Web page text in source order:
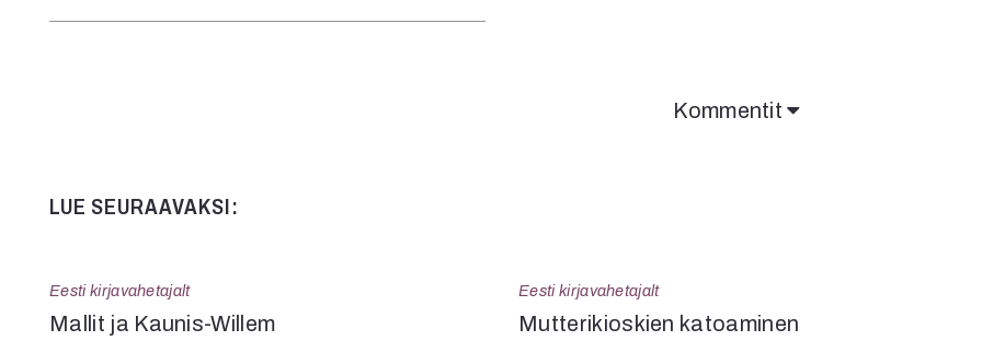
Kommentit
LUE SEURAAVAKSI:
Eesti kirjavahetajalt
Mallit ja Kaunis-Willem
Eesti kirjavahetajalt
Mutteri­kioskien katoaminen